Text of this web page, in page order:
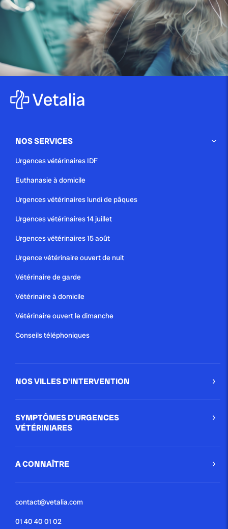
NOS SERVICES
Urgences vétérinaires IDF
Euthanasie à domicile
Urgences vétérinaires lundi de pâques
Urgences vétérinaires 14 juillet
Urgences vétérinaires 15 août
Urgence vétérinaire ouvert de nuit
Vétérinaire de garde
Vétérinaire à domicile
Vétérinaire ouvert le dimanche
Conseils téléphoniques
NOS VILLES D'INTERVENTION
SYMPTÔMES D'URGENCES
VÉTÉRINIARES
A CONNAÎTRE
contact@vetalia.com
01 40 40 01 02